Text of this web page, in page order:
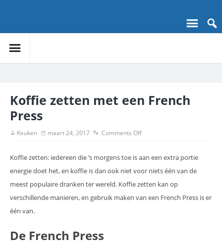
Koffie zetten met een French
Press
Keuken maart 24, 2017 Comments Off
Koffie zetten: iedereen die ’s morgens toe is aan een extra portie
energie doet het, en koffie is dan ook niet voor niets één van de
meest populaire dranken ter wereld. Koffie zetten kan op
verschillende manieren, en gebruik maken van een French Press is er
één van.
De French Press